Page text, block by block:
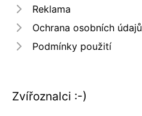
Reklama
Ochrana osobních údajů
Podmínky použití
Zvířoznalci :-)